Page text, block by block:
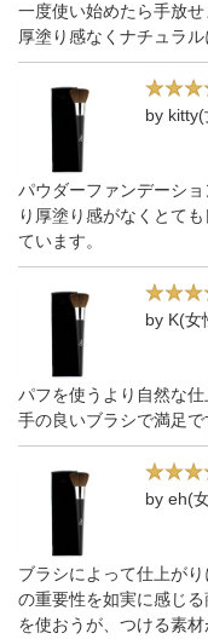
一度使い始めたら手放せ
厚塗り感なくナチュラ
by
パウダーファンデーシ
り厚塗り感がなくとて
ています。
by K(女
パフを使うより自然な
手の良いブラシで満足で
by eh(
ブラシによって仕上が
の重要性を如実に感じ
を使おうが、つける素